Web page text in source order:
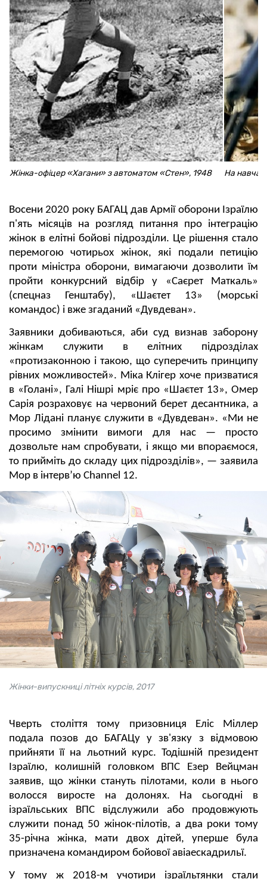
Жінка-офіцер «Хагани» з автоматом «Стен», 1948 На
Восени 2020 року БАГАЦ дав Армії оборони Ізраїлю
п'ять місяців на розгляд питання про інтеграцію
жінок в елітні бойові підрозділи. Це рішення стало
перемогою чотирьох жінок, які подали петицію
проти міністра оборони, вимагаючи дозволити їм
пройти конкурсний відбір у «Саєрет Маткаль»
(спецназ Генштабу), «Шаєтет 13» (морські
командос) і вже згаданий «Дувдеван».
Заявники добиваються, аби суд визнав заборону
жінкам служити в елітних підрозділах
«протизаконною і такою, що суперечить принципу
рівних можливостей». Міка Клігер хоче призватися
в «Голані», Галі Нішрі мріє про «Шаєтет 13», Омер
Сарія розраховує на червоний берет десантника, а
Мор Лідані планує служити в «Дувдеван». «Ми не
просимо змінити вимоги для нас — просто
дозвольте нам спробувати, і якщо ми впораємося,
то прийміть до складу цих підрозділів», — заявила
Мор в інтерв’ю Channel 12.
Жінки-випускниці літніх курсів, 2017
Чверть століття тому призовниця Еліс Міллер
подала позов до БАГАЦу у зв'язку з відмовою
прийняти її на льотний курс. Тодішній президент
Ізраїлю, колишній головком ВПС Езер Вейцман
заявив, що жінки стануть пілотами, коли в нього
волосся виросте на долонях. На сьогодні в
ізраїльських ВПС відслужили або продовжують
служити понад 50 жінок-пілотів, а два роки тому
35-річна жінка, мати двох дітей, уперше була
призначена командиром бойової авіаескадрильї.
У тому ж 2018-м учотири ізраїльтянки стали